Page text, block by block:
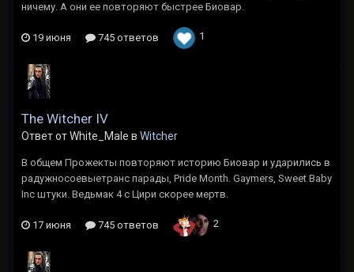
ничему. А они ее повторяют быстрее Биовар.
19 июня 745 ответов 1
The Witcher IV
Ответ от White_Male в Witcher
В общем Прожекты повторяют историю Биовар и ударились в
радужносоевыетранс парады, Pride Month. Gaymers, Sweet Baby
Inc штуки. Ведьмак 4 с Цири скорее мертв.
17 июня 745 ответов 2